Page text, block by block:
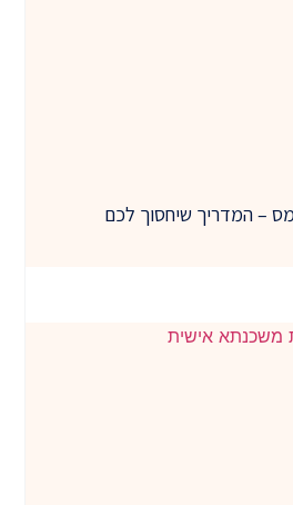
שיחסוך לכם